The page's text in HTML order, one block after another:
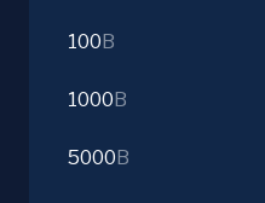
100 B
1000 B
5000 B